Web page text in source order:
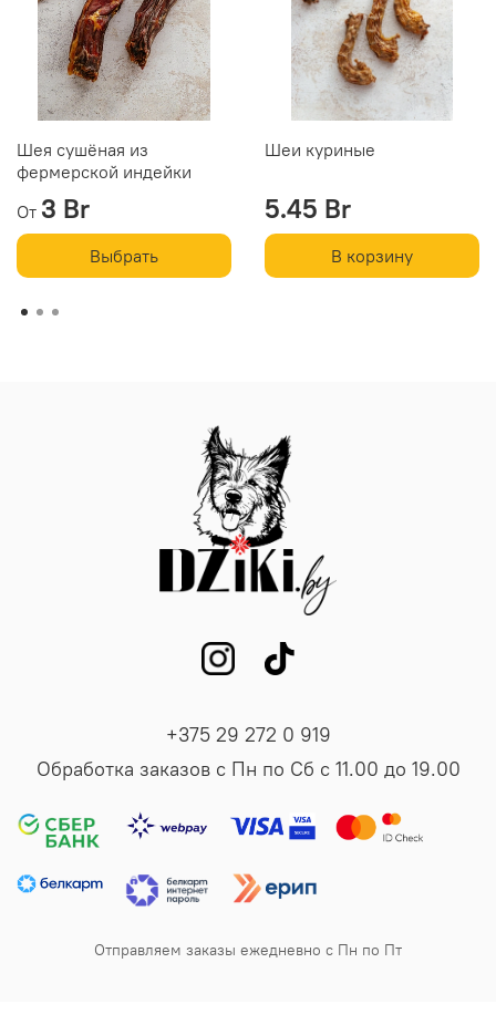
Шея сушёная из
фермерской индейки
От 3 Br
Выбрать
Шеи куриные
5.45 Br
В корзину
+375 29 272 0 919
Обработка заказов с Пн по Сб с 11.00 до 19.00
Отправляем заказы ежедневно с Пн по Пт